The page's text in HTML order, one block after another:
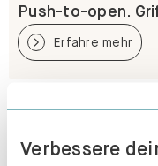
Verbessere
Push-to-open.
Erfahre mehr